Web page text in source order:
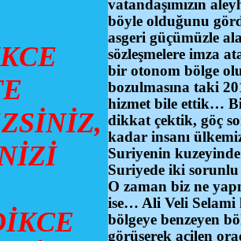
vatandaşımızın
böyle olduğunu
asgeri güçümüzle
sözleşmelere imza
bir otonom bölge
bozulmasına taki
hizmet bile ettik…
dikkat çektik, göç
kadar insanı
Suriyenin
Suriyede iki
O zaman biz ne
ise… Ali Veli
bölgeye benzeyen
görüşerek acilen